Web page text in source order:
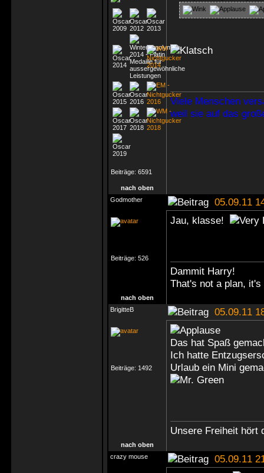
Beiträge: 6591
Viele Menschen
weil sie auf das
nach oben
Godmother
05.09.11
Beiträge: 526
Jau, klasse!
Dammit Harry!
That's not a plan, it's
nach oben
BrigitteB
05.09.11
Beiträge: 1492
Das hat Spaß
Ich hatte
Urlaub ein Mini
Unsere Freiheit hört
nach oben
crazy mouse
05.09.11